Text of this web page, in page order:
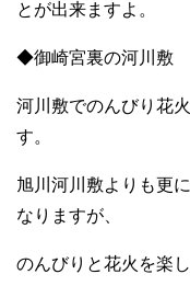
とが出来ますよ。
◆御崎宮裏の河川敷
河川敷でのんびり花
す。
旭川河川敷よりも更
なりますが、
のんびりと花火を楽